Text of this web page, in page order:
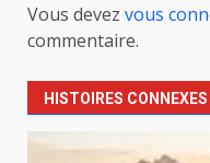
Vous devez vous
commentaire.
HISTOIRES CONNEXES